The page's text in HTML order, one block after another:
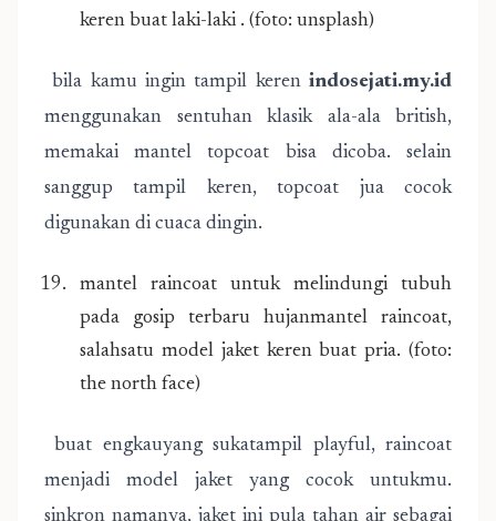
keren buat laki-laki . (foto: unsplash)
bila kamu ingin tampil keren indosejati.my.id
menggunakan sentuhan klasik ala-ala british,
memakai mantel topcoat bisa dicoba. selain
sanggup tampil keren, topcoat jua cocok
digunakan di cuaca dingin.
mantel raincoat untuk melindungi tubuh
pada gosip terbaru hujanmantel raincoat,
salahsatu model jaket keren buat pria. (foto:
the north face)
buat engkauyang sukatampil playful, raincoat
menjadi model jaket yang cocok untukmu.
sinkron namanya, jaket ini pula tahan air sebagai